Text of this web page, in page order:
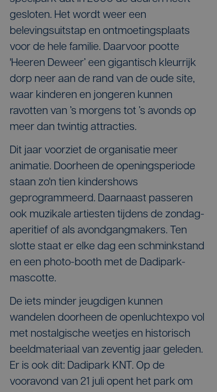
gesloten. Het wordt weer een
belevingsuitstap en ontmoetingsplaats
voor de hele familie. Daarvoor pootte
'Heeren Deweer’ een gigantisch kleurrijk
dorp neer aan de rand van de oude site,
waar kinderen en jongeren kunnen
ravotten van ’s morgens tot ’s avonds op
meer dan twintig attracties.
Dit jaar voorziet de organisatie meer
animatie. Doorheen de openingsperiode
staan zo'n tien kindershows
geprogrammeerd. Daarnaast passeren
ook muzikale artiesten tijdens de zondag-
aperitief of als avondgangmakers. Ten
slotte staat er elke dag een schminkstand
en een photo-booth met de Dadipark-
mascotte.
De iets minder jeugdigen kunnen
wandelen doorheen de openluchtexpo vol
met nostalgische weetjes en historisch
beeldmateriaal van zeventig jaar geleden.
Er is ook dit: Dadipark KNT. Op de
vooravond van 21 juli opent het park om